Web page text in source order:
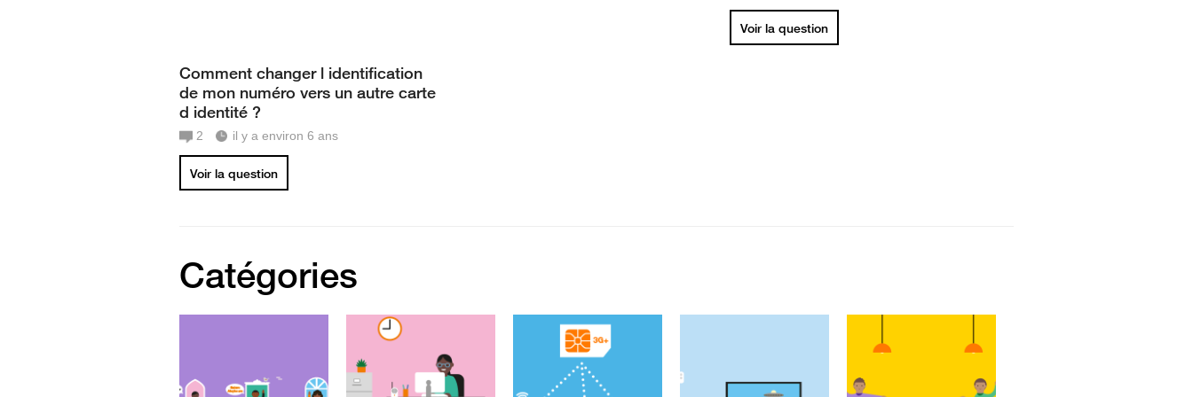
Voir la question
Comment changer l identification
de mon numéro vers un autre carte
d identité ?
2 il y a environ 6 ans
Voir la question
Catégories